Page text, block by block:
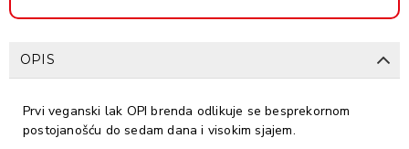
OPIS
Prvi veganski lak OPI brenda odlikuje se besprekornom
postojanošću do sedam dana i visokim sjajem.